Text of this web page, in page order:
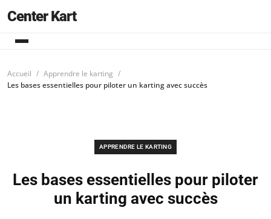
Center Kart
Accueil
Apprendre le karting
Les bases essentielles pour piloter un karting avec succès
APPRENDRE LE KARTING
Les bases essentielles pour piloter
un karting avec succès